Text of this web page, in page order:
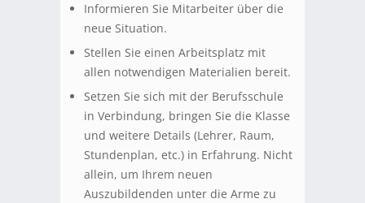
Informieren Sie Mitarbeiter über die
neue Situation.
Stellen Sie einen Arbeitsplatz mit
allen notwendigen Materialien bereit.
Setzen Sie sich mit der Berufsschule
in Verbindung, bringen Sie die Klasse
und weitere Details (Lehrer, Raum,
Stundenplan, etc.) in Erfahrung. Nicht
allein, um Ihrem neuen
Auszubildenden unter die Arme zu